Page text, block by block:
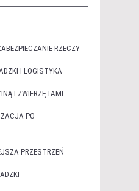
RZECZY
I LOGISTYKA
I ZWIERZĘTAMI
PO
PRZESTRZEŃ